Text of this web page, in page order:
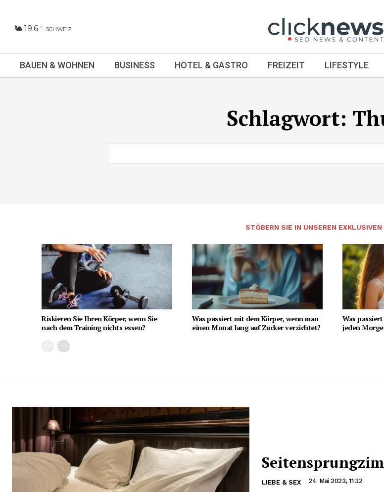
19.6 C SCHWEIZ
BAUEN & WOHNEN BUSINESS HOTEL & GASTRO FREIZEIT LIFESTYLE
Schlagwort:
STÖBERN SIE IN UNSEREN EXKLUSIVEN
Riskieren Sie Ihren Körper, wenn Sie
nach dem Training nichts essen?
Was passiert mit dem Körper, wenn man
einen Monat lang auf Zucker verzichtet?
Was
jeden
LIEBE & SEX 24. Mai 2023, 11:32